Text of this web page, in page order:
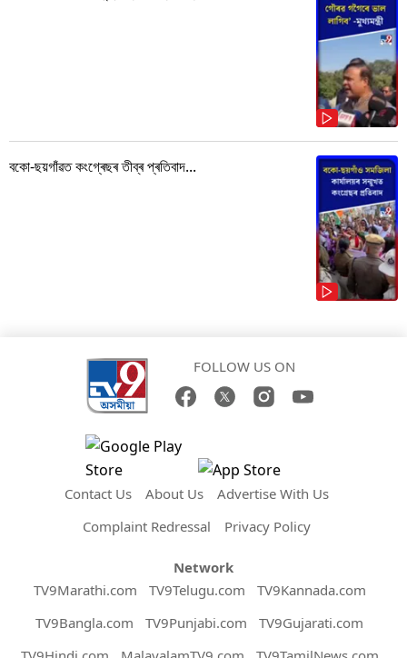
বকো-ছয়গাঁৱত কংগ্ৰেছৰ তীব্ৰ প্ৰতিবাদ...
FOLLOW US ON
Contact Us About Us
Advertise With Us
Complaint Redressal
Privacy Policy
Network
TV9Marathi.com
TV9Telugu.com
TV9Kannada.com
TV9Bangla.com
TV9Punjabi.com
TV9Gujarati.com